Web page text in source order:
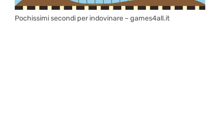
Pochissimi secondi per indovinare – games4all.it